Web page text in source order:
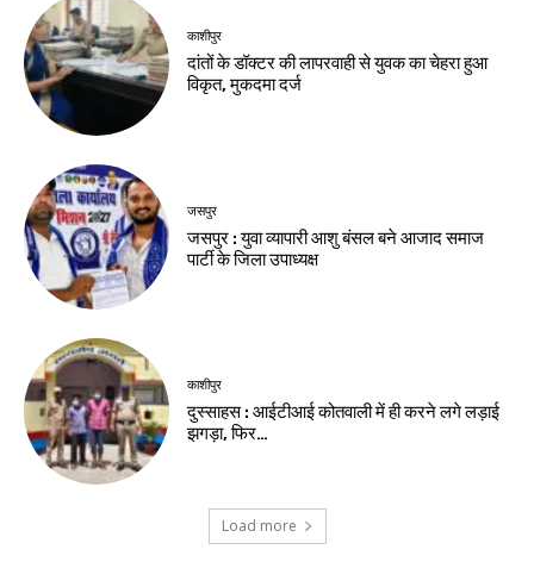
काशीपुर
दांतों के डॉक्टर की लापरवाही से युवक का चेहरा हुआ
विकृत, मुकदमा दर्ज
जसपुर
जसपुर : युवा व्यापारी आशु बंसल बने आजाद समाज
पार्टी के जिला उपाध्यक्ष
काशीपुर
दुस्साहस : आईटीआई कोतवाली में ही करने लगे लड़ाई
झगड़ा, फिर…
Load more